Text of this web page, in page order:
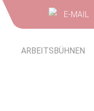
E-MAIL
ARBEITSBÜHNEN